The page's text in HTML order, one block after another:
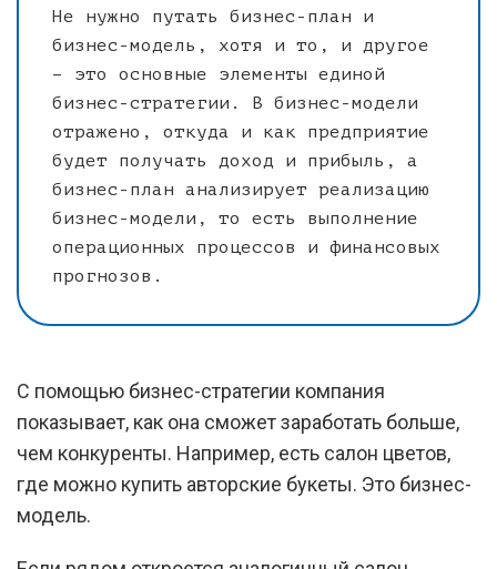
Не нужно путать бизнес-план и
бизнес-модель, хотя и то, и другое
– это основные элементы единой
бизнес-стратегии. В бизнес-модели
отражено, откуда и как предприятие
будет получать доход и прибыль, а
бизнес-план анализирует реализацию
бизнес-модели, то есть выполнение
операционных процессов и финансовых
прогнозов.
С помощью бизнес-стратегии компания
показывает, как она сможет заработать больше,
чем конкуренты. Например, есть салон цветов,
где можно купить авторские букеты. Это бизнес-
модель.